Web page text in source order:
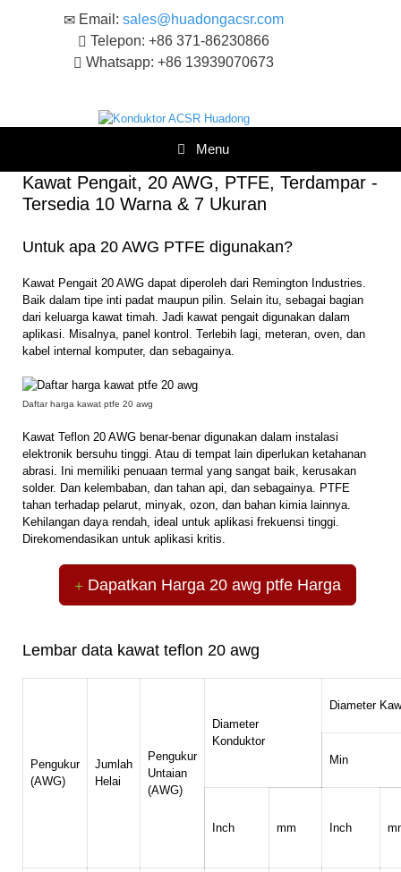
Email: sales@huadongacsr.com
Telepon: +86 371-86230866
Whatsapp: +86 13939070673
Menu
Kawat Pengait, 20 AWG, PTFE, Terdampar -
Tersedia 10 Warna & 7 Ukuran
Untuk apa 20 AWG PTFE digunakan?
Kawat Pengait 20 AWG dapat diperoleh dari Remington Industries.
Baik dalam tipe inti padat maupun pilin. Selain itu, sebagai bagian
dari keluarga kawat timah. Jadi kawat pengait digunakan dalam
aplikasi. Misalnya, panel kontrol. Terlebih lagi, meteran, oven, dan
kabel internal komputer, dan sebagainya.
Daftar harga kawat ptfe 20 awg
Kawat Teflon 20 AWG benar-benar digunakan dalam instalasi
elektronik bersuhu tinggi. Atau di tempat lain diperlukan ketahanan
abrasi. Ini memiliki penuaan termal yang sangat baik, kerusakan
solder. Dan kelembaban, dan tahan api, dan sebagainya. PTFE
tahan terhadap pelarut, minyak, ozon, dan bahan kimia lainnya.
Kehilangan daya rendah, ideal untuk aplikasi frekuensi tinggi.
Direkomendasikan untuk aplikasi kritis.
Dapatkan Harga 20 awg ptfe Harga
Lembar data kawat teflon 20 awg
Pengukur
(AWG)
Jumlah
Helai
Pengukur
Untaian
(AWG)
Diameter
Konduktor
Diameter
Min
Inch mm Inch